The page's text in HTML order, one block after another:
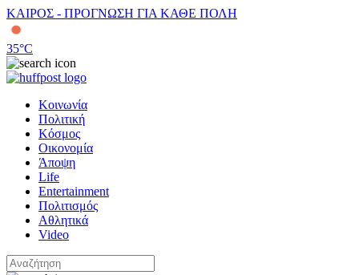
ΚΑΙΡΟΣ - ΠΡΟΓΝΩΣΗ ΓΙΑ ΚΑΘΕ ΠΟΛΗ
35°C
Κοινωνία
Πολιτική
Κόσμος
Οικονομία
Άποψη
Life
Entertainment
Πολιτισμός
Αθλητικά
Video